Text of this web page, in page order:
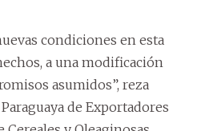
condiciones en esta
a una modificación
asumidos”, reza
de Exportadores